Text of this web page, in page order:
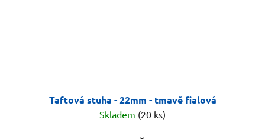
Taftová stuha - 22mm - tmavě fialová
Skladem (20 ks)